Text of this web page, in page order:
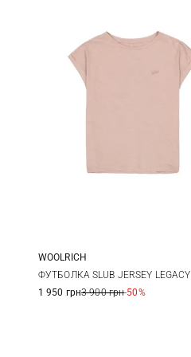
S
WOOLRICH
ФУТБОЛКА SLUB JERSEY LEGACY
1 950 грн3 900 грн-50%